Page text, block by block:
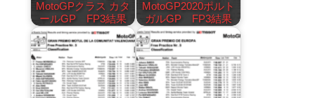
MotoGPクラス カタ
ールGP FP3結果
MotoGP2020ポルト
ガルGP FP3結果